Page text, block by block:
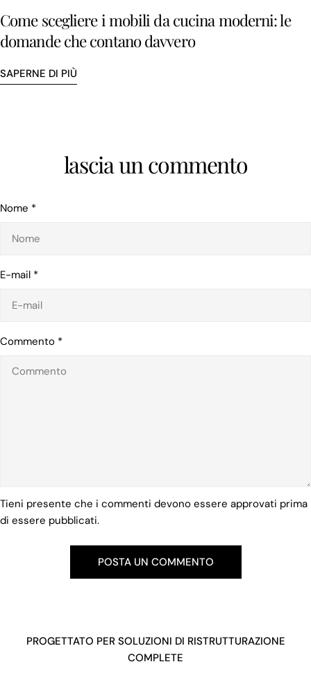
Come scegliere i mobili da cucina moderni: le
domande che contano davvero
SAPERNE DI PIÙ
lascia un commento
Nome *
E-mail *
Commento *
Tieni presente che i commenti devono essere approvati prima
di essere pubblicati.
PROGETTATO PER SOLUZIONI DI RISTRUTTURAZIONE
COMPLETE